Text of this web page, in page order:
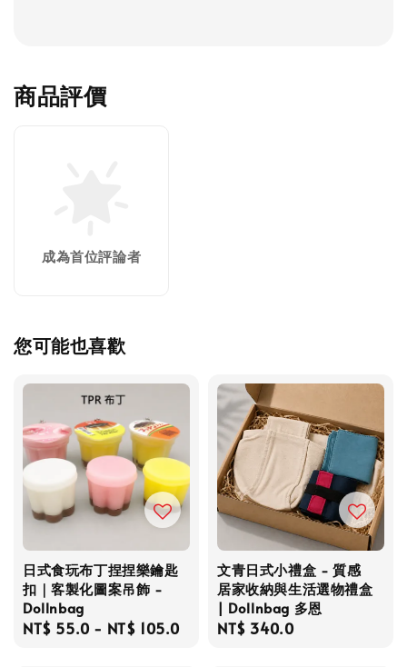
商品評價
成為首位評論者
您可能也喜歡
日式食玩布丁捏捏樂鑰匙
扣｜客製化圖案吊飾 -
Dollnbag
Regular
NT$ 55.0 - NT$ 105.0
文青日式小禮盒 - 質感
居家收納與生活選物禮盒
| Dollnbag 多恩
Regular
NT$ 340.0